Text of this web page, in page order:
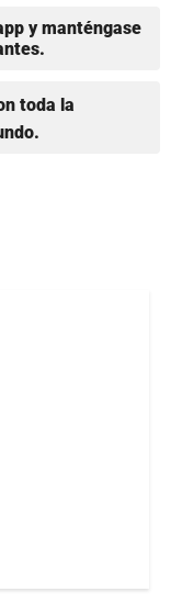
y manténgase
toda la